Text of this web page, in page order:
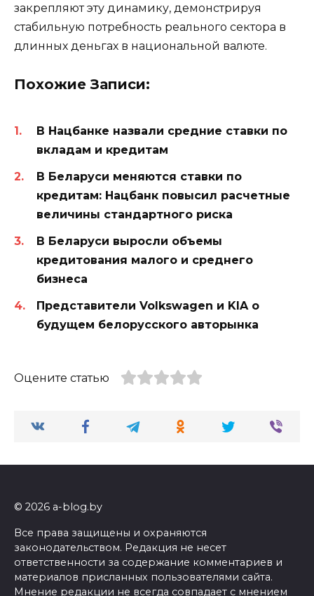
закрепляют эту динамику, демонстрируя
стабильную потребность реального сектора в
длинных деньгах в национальной валюте.
Похожие Записи:
В Нацбанке назвали средние ставки по
вкладам и кредитам
В Беларуси меняются ставки по
кредитам: Нацбанк повысил расчетные
величины стандартного риска
В Беларуси выросли объемы
кредитования малого и среднего
бизнеса
Представители Volkswagen и KIA о
будущем белорусского авторынка
Оцените статью
© 2026 a-blog.by
Все права защищены и охраняются
законодательством. Редакция не несет
ответственности за содержание комментариев и
материалов присланных пользователями сайта.
Мнение редакции не всегда совпадает с мнением